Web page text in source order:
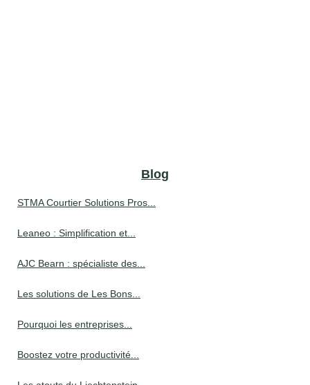
Blog
STMA Courtier Solutions Pros...
Leaneo : Simplification et...
AJC Bearn : spécialiste des...
Les solutions de Les Bons...
Pourquoi les entreprises...
Boostez votre productivité...